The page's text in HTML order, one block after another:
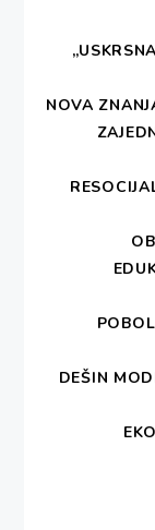
NOVA
DEŠIN